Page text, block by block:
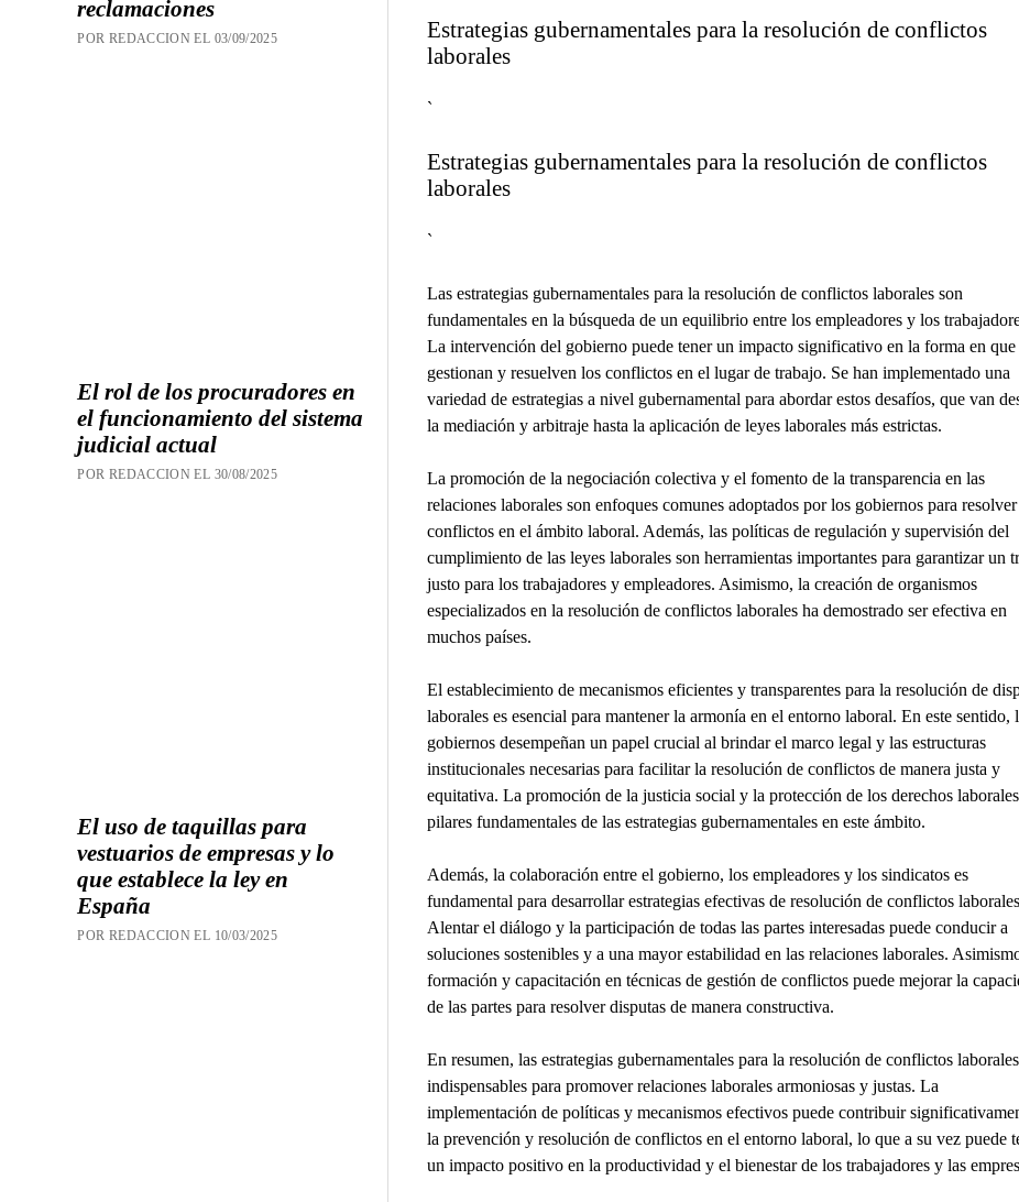
reclamaciones
POR REDACCION EL 03/09/2025
El rol de los procuradores en
el funcionamiento del sistema
judicial actual
POR REDACCION EL 30/08/2025
El uso de taquillas para
vestuarios de empresas y lo
que establece la ley en
España
POR REDACCION EL 10/03/2025
Estrategias gubernamentales para la resolución de conflictos
laborales
`
Estrategias gubernamentales para la resolución de conflictos
laborales
`
Las estrategias gubernamentales para la resolución de conflictos laborales son
fundamentales en la búsqueda de un equilibrio entre los empleadores y los
La intervención del gobierno puede tener un impacto significativo en la forma en que
gestionan y resuelven los conflictos en el lugar de trabajo. Se han implementado una
variedad de estrategias a nivel gubernamental para abordar estos desafíos, que van
la mediación y arbitraje hasta la aplicación de leyes laborales más estrictas.
La promoción de la negociación colectiva y el fomento de la transparencia en las
relaciones laborales son enfoques comunes adoptados por los gobiernos para resolver
conflictos en el ámbito laboral. Además, las políticas de regulación y supervisión del
cumplimiento de las leyes laborales son herramientas importantes para garantizar un
justo para los trabajadores y empleadores. Asimismo, la creación de organismos
especializados en la resolución de conflictos laborales ha demostrado ser efectiva en
muchos países.
El establecimiento de mecanismos eficientes y transparentes para la resolución de
laborales es esencial para mantener la armonía en el entorno laboral. En este sentido,
gobiernos desempeñan un papel crucial al brindar el marco legal y las estructuras
institucionales necesarias para facilitar la resolución de conflictos de manera justa y
equitativa. La promoción de la justicia social y la protección de los derechos
pilares fundamentales de las estrategias gubernamentales en este ámbito.
Además, la colaboración entre el gobierno, los empleadores y los sindicatos es
fundamental para desarrollar estrategias efectivas de resolución de conflictos
Alentar el diálogo y la participación de todas las partes interesadas puede conducir a
soluciones sostenibles y a una mayor estabilidad en las relaciones laborales.
formación y capacitación en técnicas de gestión de conflictos puede mejorar la
de las partes para resolver disputas de manera constructiva.
En resumen, las estrategias gubernamentales para la resolución de conflictos
indispensables para promover relaciones laborales armoniosas y justas. La
implementación de políticas y mecanismos efectivos puede contribuir
la prevención y resolución de conflictos en el entorno laboral, lo que a su vez puede
un impacto positivo en la productividad y el bienestar de los trabajadores y las